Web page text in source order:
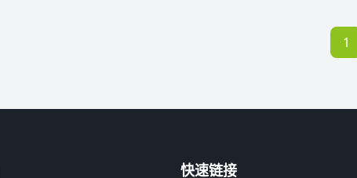
1
快速链接